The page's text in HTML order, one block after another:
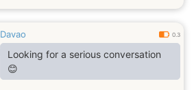
now, I'm working at a clinic. I'm a
parents. I don't drink alcohol or
smoke. I hope I can find a kind
partner here. What I don't like is
someone who sends me naked
Davao 0.3
Looking for a serious conversation
😊